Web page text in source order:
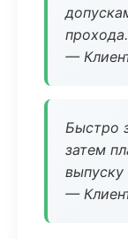
—
Быстро
затем
—